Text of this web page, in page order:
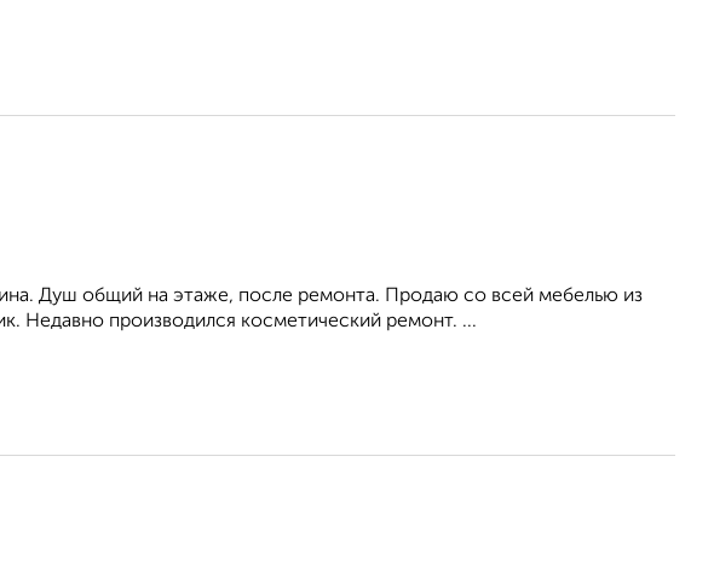
Душ общий на этаже, после ремонта. Продаю со всей мебелью из
Недавно производился косметический ремонт. ...